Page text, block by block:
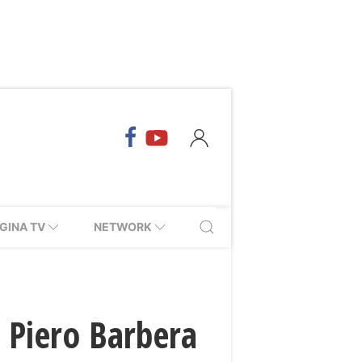
TV NETWORK
Barbera